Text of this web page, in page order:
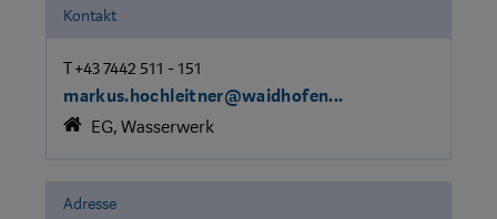
Kontakt
T +43 7442 511 - 151
markus.hochleitner@waidhofen...
EG, Wasserwerk
Adresse